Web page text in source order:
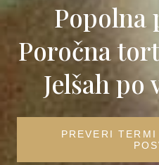
Popolna
Poročna
Jelšah
PREVERI